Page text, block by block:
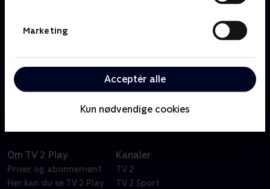
Marketing
Acceptér alle
Kun nødvendige cookies
Mød Masha, der er energisk som syv vilde heste og
ELSKER dyr. Desværre elsker dyr bare ikke Mashas
skoven, møder hun en ven for livet: Han er brun, han
har pels, og han er omtrent fem gange så stor som
Masha!
Om TV 2 Play
Priser og abonnement
Her kan du se TV 2 Play
Kanaler
TV 2
TV 2 Sport